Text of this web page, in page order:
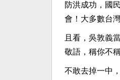
防洪成功，國
會！大多數台
且看，吳敦義
敬語，稱你不
不敢去掉一中